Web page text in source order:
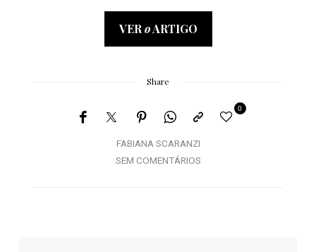
VERoARTIGO
Share
FABIANA SCARANZI
0
SEM COMENTÁRIOS